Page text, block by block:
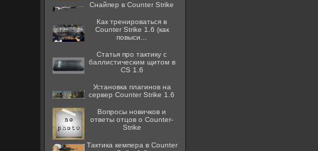
Снайпер в Counter Strike
Как тренироваться в
Counter Strike 1.6 (как
повыси...
Статья про тактику с
баллистическим щитом в
CS 1.6
Установка плагинов на
сервер Counter Strike 1.6
Вопросы новичков и
ответы отцов о Counter-
Strike
Тактика кемпера в Counter